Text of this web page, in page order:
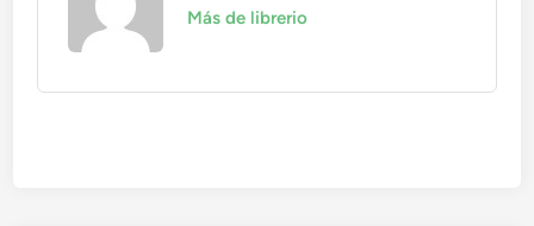
Más de librerio